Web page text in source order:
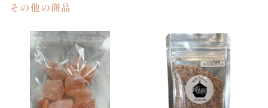
その他の商品